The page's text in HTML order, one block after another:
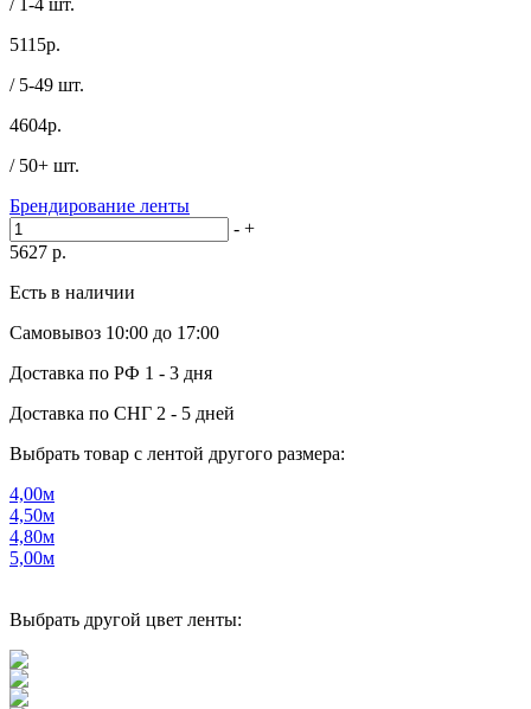
5115р.
/ 5-49 шт.
4604р.
/ 50+ шт.
Брендирование ленты
- +
5627 р.
Есть в наличии
Самовывоз 10:00 до 17:00
Доставка по РФ 1 - 3 дня
Доставка по СНГ 2 - 5 дней
Выбрать товар с лентой другого размера:
4,00м
4,50м
4,80м
5,00м
Выбрать другой цвет ленты: